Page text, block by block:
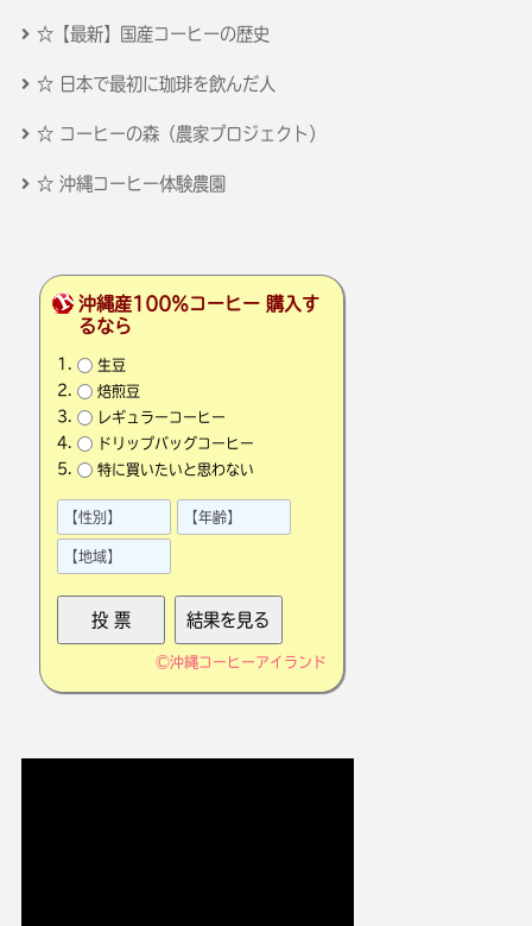
☆【最新】国産コーヒーの歴史
☆ 日本で最初に珈琲を飲んだ人
☆ コーヒーの森（農家プロジェクト）
☆ 沖縄コーヒー体験農園
沖縄産100％コーヒー 購入す
るなら
生豆
焙煎豆
レギュラーコーヒー
ドリップバッグコーヒー
特に買いたいと思わない
©沖縄コーヒーアイランド